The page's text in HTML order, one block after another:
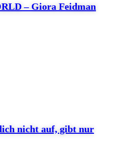
– Giora Feidman
nicht auf, gibt nur